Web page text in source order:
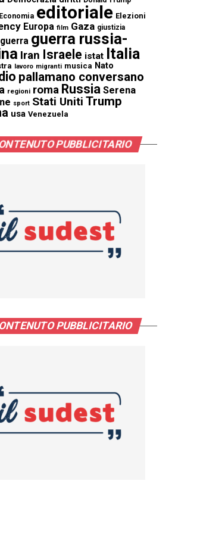
Economia editoriale Elezioni
Europa film Gaza giustizia
guerra guerra russia-
Iran Israele istat Italia
lavoro migranti musica Nato
pallamano conversano
regioni roma Russia Serena
sport Stati Uniti Trump
usa Venezuela
PUBBLICITARIO
PUBBLICITARIO